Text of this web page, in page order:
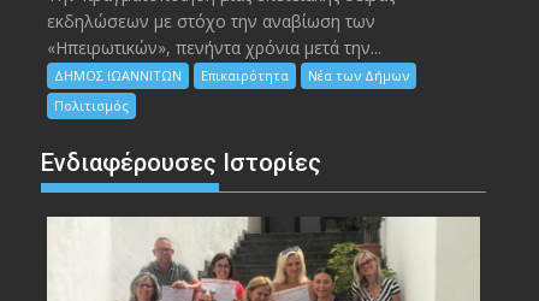
εκδηλώσεων με στόχο την αναβίωση των
«Ηπειρωτικών», πενήντα χρόνια μετά την...
ΔΗΜΟΣ ΙΩΑΝΝΙΤΩΝ Επικαιρότητα
Νέα των Δήμων
Πολιτισμός
Ενδιαφέρουσες Ιστορίες